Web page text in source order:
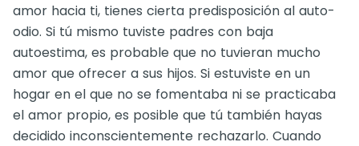
amor hacia ti, tienes cierta predisposición al auto-
odio. Si tú mismo tuviste padres con baja
autoestima, es probable que no tuvieran mucho
amor que ofrecer a sus hijos. Si estuviste en un
hogar en el que no se fomentaba ni se practicaba
el amor propio, es posible que tú también hayas
decidido inconscientemente rechazarlo. Cuando